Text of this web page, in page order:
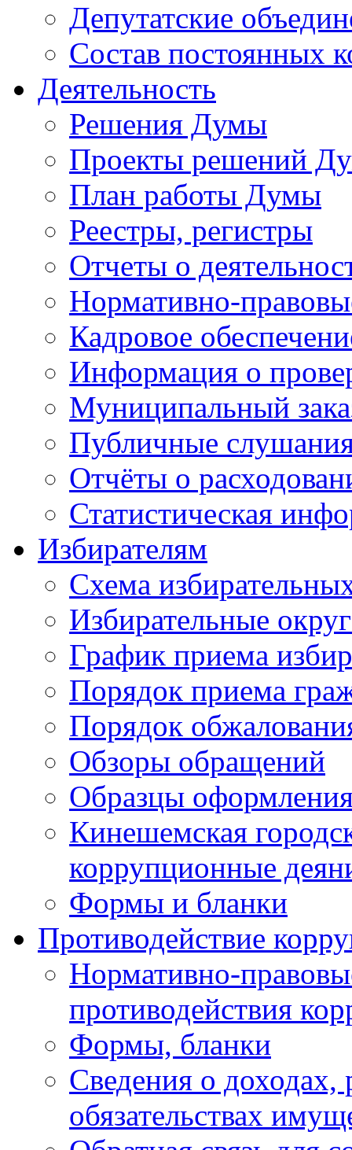
Депутатские
Состав постоянных
Деятельность
Решения Думы
Проекты решений
План работы Думы
Реестры, регистры
Отчеты о
Нормативно-
Кадровое
Информация о
Муниципальный
Публичные
Отчёты о
Статистическая
Избирателям
Схема
Избирательные
График приема
Порядок приема
Порядок
Обзоры обращений
Образцы
Кинешемская
коррупционные
Формы и бланки
Противодействие
Нормативно-
противодействия
Формы, бланки
Сведения о доходах,
обязательствах